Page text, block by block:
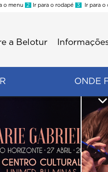
o menu 2 Ir para o rodapé 3 Ir para o
a Belotur
ONDE